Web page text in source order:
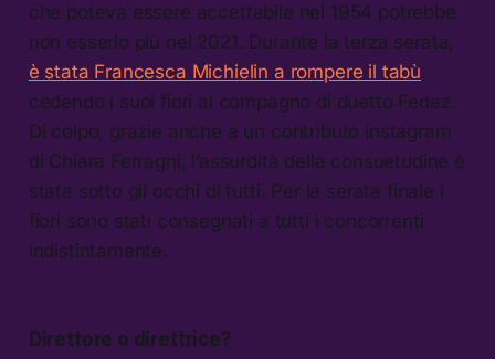
che poteva essere accettabile nel 1954 potrebbe
non esserlo più nel 2021. Durante la terza serata,
è stata Francesca Michielin a rompere il tabù,
cedendo i suoi fiori al compagno di duetto Fedez.
Di colpo, grazie anche a un contributo instagram
di Chiara Ferragni, l’assurdità della consuetudine è
stata sotto gli occhi di tutti. Per la serata finale i
fiori sono stati consegnati a tutti i concorrenti
indistintamente.
Direttore o direttrice?